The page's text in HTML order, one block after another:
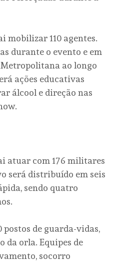
mobilizar 110 agentes.
durante o evento e em
ao longo
ações educativas
álcool e direção nas
atuar com 176 militares
será distribuído em seis
sendo quatro
de guarda-vidas,
da orla. Equipes de
socorro